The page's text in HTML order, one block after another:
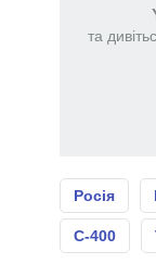
та
Росія
С-400